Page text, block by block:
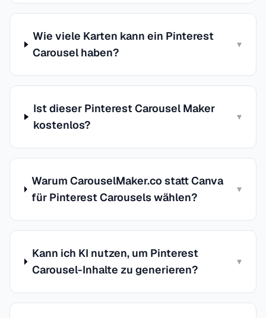
Wie viele Karten kann ein Pinterest
Carousel haben?
▾
Ist dieser Pinterest Carousel Maker
kostenlos?
▾
Warum CarouselMaker.co statt Canva
für Pinterest Carousels wählen?
▾
Kann ich KI nutzen, um Pinterest
Carousel-Inhalte zu generieren?
▾